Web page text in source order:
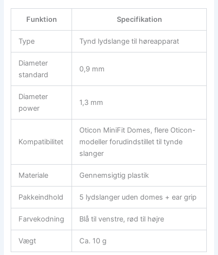
Funktion Specifikation
Type Tynd lydslange til høreapparat
Diameter
standard
0,9 mm
Diameter
power
1,3 mm
Kompatibilitet
Oticon MiniFit Domes, flere Oticon-
modeller forudindstillet til tynde
slanger
Materiale Gennemsigtig plastik
Pakkeindhold 5 lydslanger uden domes + ear grip
Farvekodning Blå til venstre, rød til højre
Vægt Ca. 10 g